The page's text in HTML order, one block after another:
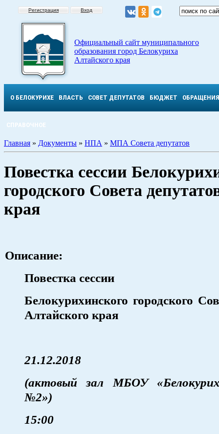
Регистрация Вход
Официальный сайт муниципального
образования город Белокуриха
Алтайского края
О БЕЛОКУРИХЕ ВЛАСТЬ СОВЕТ ДЕПУТАТОВ БЮДЖЕТ ОБРАЩЕНИЯ
СПРАВОЧНОЕ
Главная » Документы » НПА » МПА Совета депутатов
Повестка сессии
городского Совета
края
Описание:
Повестка сессии
Белокурихинского городского
Алтайского края
21.12.2018
(актовый зал МБОУ
№2»)
15:00